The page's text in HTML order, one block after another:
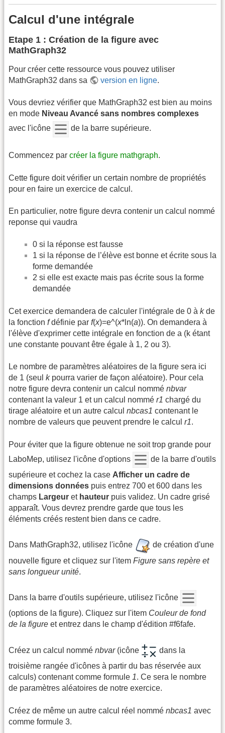
Calcul d'une intégrale
Etape 1 : Création de la figure avec
MathGraph32
Pour créer cette ressource vous pouvez utiliser
MathGraph32 dans sa
version en ligne.
Vous devriez vérifier que MathGraph32 est bien au moins
en mode Niveau Avancé sans nombres complexes
avec l'icône
de la barre supérieure.
Commencez par créer la figure mathgraph.
Cette figure doit vérifier un certain nombre de propriétés
pour en faire un exercice de calcul.
En particulier, notre figure devra contenir un calcul nommé
reponse qui vaudra
0 si la réponse est fausse
1 si la réponse de l’élève est bonne et écrite sous la
forme demandée
2 si elle est exacte mais pas écrite sous la forme
demandée
Cet exercice demandera de calculer l'intégrale de 0 à kde
la fonction fdéfinie par f(x)=e^(x*ln(a)). On demandera à
l'élève d'exprimer cette intégrale en fonction de a (k étant
une constante pouvant être égale à 1, 2 ou 3).
Le nombre de paramètres aléatoires de la figure sera ici
de 1 (seul kpourra varier de façon aléatoire). Pour cela
notre figure devra contenir un calcul nommé nbvar
contenant la valeur 1 et un calcul nommé r1 chargé du
tirage aléatoire et un autre calcul nbcas1 contenant le
nombre de valeurs que peuvent prendre le calcul r1.
Pour éviter que la figure obtenue ne soit trop grande pour
LaboMep, utilisez l'icône d'options
de la barre d'outils
supérieure et cochez la case Afficher un cadre de
dimensions données puis entrez 700 et 600 dans les
champs Largeur et hauteur puis validez. Un cadre grisé
apparaît. Vous devrez prendre garde que tous les
éléments créés restent bien dans ce cadre.
Dans MathGraph32, utilisez l'icône
de création d'une
nouvelle figure et cliquez sur l'item Figure sans repère et
sans longueur unité.
Dans la barre d'outils supérieure, utilisez l'icône
(options de la figure). Cliquez sur l'item Couleur de fond
de la figure et entrez dans le champ d'édition #f6fafe.
Créez un calcul nommé nbvar(icône
dans la
troisième rangée d'icônes à partir du bas réservée aux
calculs) contenant comme formule 1. Ce sera le nombre
de paramètres aléatoires de notre exercice.
Créez de même un autre calcul réel nommé nbcas1 avec
comme formule 3.